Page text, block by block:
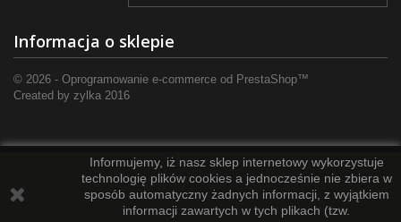
© 2026 - Oprogramowanie e-commerce od PrestaShop™
Created by zylka 2016
Informacja o sklepie
Informujemy, iż nasz sklep internetowy wykorzystuje
technologię plików cookies a jednocześnie nie zbiera w
sposób automatyczny żadnych informacji, z wyjątkiem
informacji zawartych w tych plikach (tzw.